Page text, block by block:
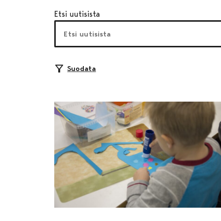
Etsi uutisista
Suodata